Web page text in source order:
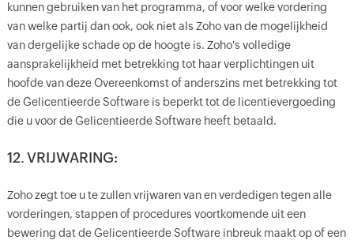
kunnen gebruiken van het programma, of voor welke vordering
van welke partij dan ook, ook niet als Zoho van de mogelijkheid
van dergelijke schade op de hoogte is. Zoho's volledige
aansprakelijkheid met betrekking tot haar verplichtingen uit
hoofde van deze Overeenkomst of anderszins met betrekking tot
de Gelicentieerde Software is beperkt tot de licentievergoeding
die u voor de Gelicentieerde Software heeft betaald.
12. VRIJWARING:
Zoho zegt toe u te zullen vrijwaren van en verdedigen tegen alle
vorderingen, stappen of procedures voortkomende uit een
bewering dat de Gelicentieerde Software inbreuk maakt op of een